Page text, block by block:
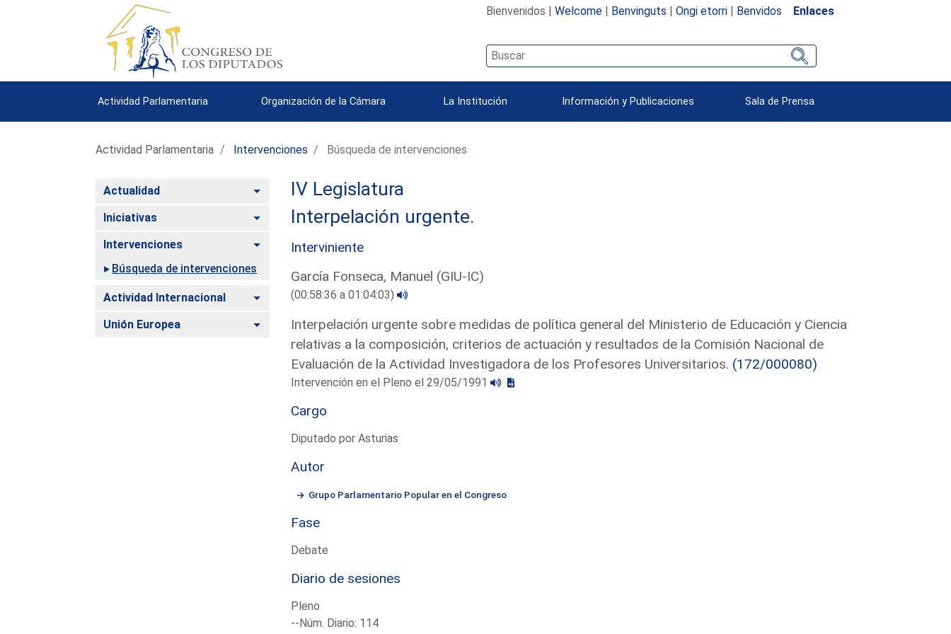
Bienvenidos | Welcome| Benvinguts | Ongi etorri| Benvidos Enlaces
Actividad Parlamentaria Organización de la Cámara La Institución Información y Publicaciones Sala de Prensa
Actividad Parlamentaria Intervenciones Búsqueda de intervenciones
Actualidad Alternar
Iniciativas Alternar
Intervenciones
Alternar
Búsqueda de intervenciones
Actividad Internacional Alternar
Unión Europea Alternar
IV Legislatura
Interpelación urgente.
Interviniente
García Fonseca, Manuel (GIU-IC)
(00:58:36 a 01:04:03)
Interpelación urgente sobre medidas de política general del Ministerio de Educación y Ciencia
relativas a la composición, criterios de actuación y resultados de la Comisión Nacional de
Evaluación de la Actividad Investigadora de los Profesores Universitarios. (172/000080)
Intervención en el Pleno el 29/05/1991
Cargo
Diputado por Asturias
Autor
Grupo Parlamentario Popular en el Congreso
Fase
Debate
Diario de sesiones
Pleno
--Núm. Diario: 114